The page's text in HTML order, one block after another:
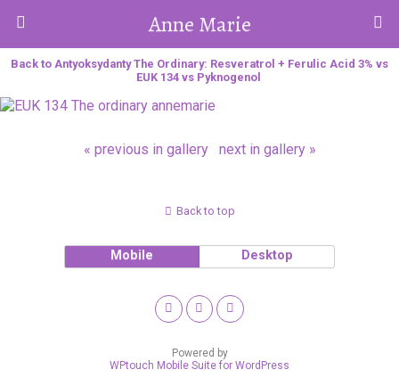
Anne Marie
Back to Antyoksydanty The Ordinary: Resveratrol + Ferulic Acid 3% vs
EUK 134 vs Pyknogenol
« previous in gallery next in gallery »
Back to top
Mobile Desktop
Powered by
WPtouch Mobile Suite for WordPress